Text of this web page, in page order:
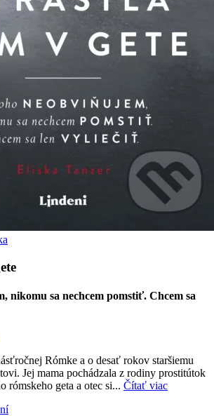
nikomu sa nechcem pomstiť. Chcem sa
Rómke a o desať rokov staršiemu
Jej mama pochádzala z rodiny prostitútok
rómskeho geta a otec si... Čítať viac